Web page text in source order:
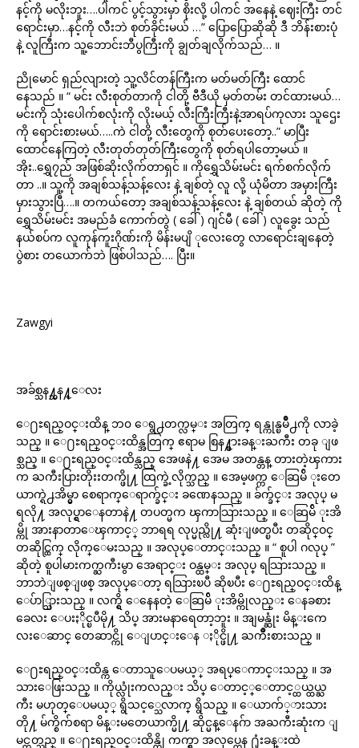
နင့်ကို မလိုးဘူး….ပါကင် ပွင့်သွားမှာ စိုးလို့ ပါကင် အနေနဲ့ ဈေးကြီး တင်
ရောင်းမှာ…နင့်ကို လီးဘဲ စုတ်ခိုင်းမယ် …” ပြောပြောဆိုဆို ဒီ ဘိန်းစားပုံ
နဲ့ လူကြီးက သူ့ဘောင်းဘီပွကြီးကို ချွတ်ချလိုက်သည်… ။
ညိုမောင် ရှည်လျားတဲ့ သူ့လိင်တန်ကြီးက မတ်မတ်ကြီး ထောင်
နေသည် ။ “ မင်း လီးစုတ်တာကို ငါတို့ ဗီဒီယို မှတ်တမ်း တင်ထားမယ်…
မင်းကို သုံးပေါက်စလုံးကို လိုးမယ့် လီးကြီးကြီးနဲ့အာရပ်ကုလား သူဌေး
ကို ရောင်းစားမယ်…..ကဲ ငါတို့ လီးတွေကို စုတ်ပေးတော့..” မာပြီး
ထောင်နေကြတဲ့ လီးတုတ်တုတ်ကြီးတွေကို စုတ်ရပါတော့မယ် ။
အိုး..ရွှေ၇ည် အဖြစ်ဆိုးလိုက်တာရှင် ။ ကိုရွှေသိမ်းမင်း ရက်စက်လိုက်
တာ ..။ သူ့ကို အချစ်သန့်သန့်လေး နဲ့ ချစ်တဲ့ လူ လို့ ယုံမိတာ အမှားကြီး
မှားသွားပြီ….။ တကယ်တော့ အချစ်သန့်သန့်လေး နဲ့ ချစ်တယ် ဆိုတဲ့ ကို
ရွှေသိမ်းမင်း အမည်ခံ ကောက်တွဲ ( ခေါ် ) ဂျင်မီ ( ခေါ် ) လူခွေး သည်
နယ်စပ်က လူကုန်ကူးဂိုဏ်းကို မိန်းမပျိ ုလေးတွေ လာရောင်းချနေတဲ့
ပွဲစား တယောက်ဘဲ ဖြစ်ပါသည်…. ပြီး။
Zawgyi
အခ်စ္သန႔္သန႔္ေလး
ေ႐ႊရည္ဝင္းထိန္ ဘ၀ ေရွ႕တက္လမ္း အတြက္ ရန္ကုန္ၿမိဳ႕ကို လာခဲ့
သည္ ။ ေ႐ႊရည္ဝင္းထိန္အတြက္ ဧရာမ စြန႔္စားခန္းႀကီး တခု ျဖ
စ္သည္ ။ ေ႐ႊရည္ဝင္းထိန္သည္ အေဖနဲ႔ အေမ အတန္တန္ တားတဲ့ၾကား
က ႀကီးပြားတိုးးတက္ဖို႔ ထြက္ခဲ့လိုက္သည္ ။ အေမ့ဖက္က ေဆြမ်ိ ုးတေ
ယာက္ရဲ႕အိမ္မွာ စေရာက္ေရာက္ခ်င္း ခဏေနသည္ ။ ခ်က္ခ်င္း အလုပ္ မ
ရလို႔ အလုပ္ရွာေနတာနဲ႔ တပတ္မက ၾကာသြားသည္ ။ ေဆြမ်ိ ုးအိ
မ္ကို အားနာတာေၾကာင့္ ဘာရရ လုပ္မည္လို႔ ဆုံးျဖတ္ၿပီး တဆိုင္ဝင္
တဆိုင္ထြက္ လိုက္ေမးသည္ ။ အလုပ္ေတာင္းသည္ ။ “ စူပါ ဂလုပ္ ”
ဆိုတဲ့ စူပါမားကက္ႀကီးမွာ အေရာင္း ဝန္ထမ္း အလုပ္ ရသြားသည္ ။
ဘာဘဲျဖစ္ျဖစ္ အလုပ္ေတာ့ ရသြားၿပီ ဆိုၿပီး ေ႐ႊရည္ဝင္းထိန္
ေပ်ာ္သြားသည္ ။ လက္ရွိ ေနေနတဲ့ ေဆြမ်ိ ုးအိမ္ကိုလည္း ေနခစား
ခေလး ေပးႏိုင္ၿပီမို႔ သိပ္ အားမနာရေတာ့ဘူး ။ အျမန္ဆုံး မိန္းကေ
လးေဆာင္ တေဆာင္ကို ေျပာင္းေန ႏိုင္ဖို႔ ႀကိဳးစားသည္ ။
ေ႐ႊရည္ဝင္းထိန္က ေတာသူေပမယ့္ အရပ္ေကာင္းသည္ ။ အ
သားေဖြးသည္ ။ ကိုယ္လုံးကလည္း သိပ္ ေတာင့္ေတာင့္ထယ္ထယ္ႀ
ကီး မဟုတ္ေပမယ့္ ရွိသင့္သေလာက္ ရွိသည္ ။ ေယာက်္ားသား
တို႔ မ်က္စိက်စရာ မိန္းမတေယာက္မို႔ ဆိုင္မန္ေနဂ်ာ အႀကီးဆုံးက ျ
မင္တတ္သည္ ။ ေ႐ႊရည္ဝင္းထိန္ကို ကက္ရွာ အလုပ္ကေန ႐ုံးခန္းထဲ